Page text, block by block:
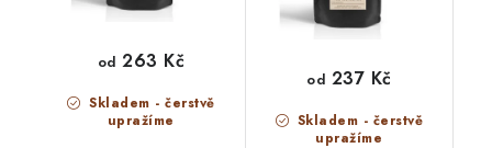
Skladem - čerstvě
upražíme
od 263 Kč
Skladem - čerstvě
upražíme
od 237 Kč